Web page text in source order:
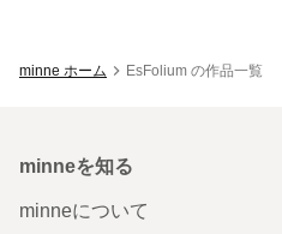
minne ホーム EsFolium の作品一覧
minneを知る
minneについて